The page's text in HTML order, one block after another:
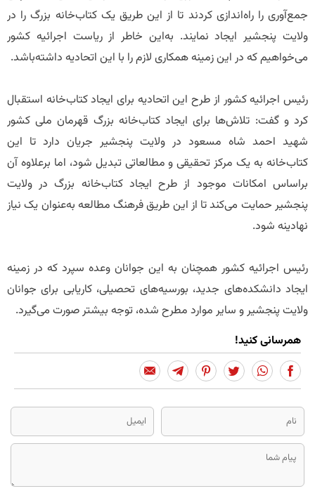
جمع‌آوری را راه‌اندازی کردند تا از این طریق یک کتاب‌خانه بزرگ را در
ولایت پنجشیر ایجاد نمایند. به‌این خاطر از ریاست اجرائیه کشور
می‌خواهیم که در این زمینه همکاری لازم را با این اتحادیه داشته‌باشد.
رئیس اجرائیه کشور از طرح این اتحادیه برای ایجاد کتاب‌خانه استقبال
کرد و گفت: تلاش‌ها برای ایجاد کتاب‌خانه بزرگ قهرمان ملی کشور
شهید احمد شاه مسعود در ولایت پنجشیر جریان دارد تا این
کتاب‌خانه به یک مرکز تحقیقی و مطالعاتی تبدیل شود، اما برعلاوه آن
براساس امکانات موجود از طرح ایجاد کتاب‌خانه بزرگ در ولایت
پنجشیر حمایت می‌کند تا از این طریق فرهنگ مطالعه به‌عنوان یک نیاز
نهادینه شود.
رئیس اجرائیه کشور همچنان به این جوانان وعده سپرد که در زمینه
ایجاد دانشکده‌های جدید، بورسیه‌های تحصیلی، کاریابی برای جوانان
ولایت پنجشیر و سایر موارد مطرح شده، توجه بیشتر صورت می‌گیرد.
همرسانی کنید!